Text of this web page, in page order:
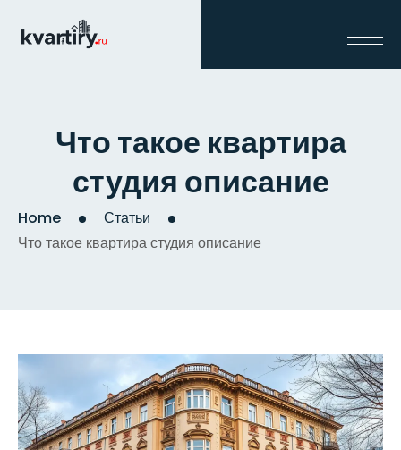
Что такое квартира
студия описание
Home
Статьи
Что такое квартира студия описание